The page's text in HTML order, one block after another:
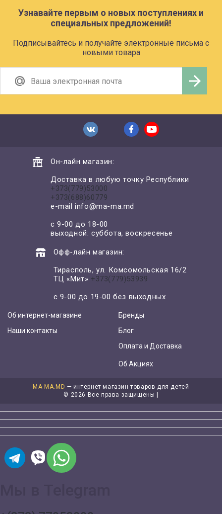
Узнавайте первым о новых поступлениях и
специальных предложений!
Подписывайтесь и получайте электронные письма с
новыми товара
Он-лайн магазин:
Доставка в любую точку Республики
+373(779)53000
+373(688)60779
e-mailinfo@ma-ma.md
с 9-00 до 18-00
выходной: суббота, воскресенье
Офф-лайн магазин:
Тирасполь, ул. Комсомольская 16/2
ТЦ «Мит» +373(779)53939
с 9-00 до 19-00 без выходных
Об интернет-магазине
Наши контакты
Бренды
Блог
Оплата и Доставка
Об Акциях
MA-MA.MD — интернет-магазин товаров для детей
© 2026 Все права защищены |